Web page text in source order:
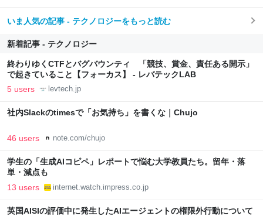
いま人気の記事 - テクノロジーをもっと読む
新着記事 - テクノロジー
終わりゆくCTFとバグバウンティ 「競技、賞金、責任ある開示」
で起きていること【フォーカス】 - レバテックLAB
5 users levtech.jp
社内Slackのtimesで「お気持ち」を書くな｜Chujo
46 users note.com/chujo
学生の「生成AIコピペ」レポートで悩む大学教員たち。留年・落
単・減点も
13 users internet.watch.impress.co.jp
英国AISIの評価中に発生したAIエージェントの権限外行動について